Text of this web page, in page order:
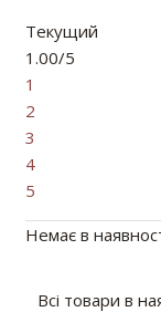
Текущий
1.00/5
1
2
3
4
5
Немає в
Всі товари в